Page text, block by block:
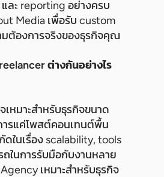
ละ reporting อย่างครบ
Media เพื่อรับ custom
ต้องการจริงของธุรกิจคุณ
ต่างกันอย่างไร
เหมาะสำหรับธุรกิจขนาด
ารแค่โพสต์คอนเทนต์พื้น
ในเรื่อง scalability, tools
ถในการรับมือกับงานหลาย
เหมาะสำหรับธุรกิจ